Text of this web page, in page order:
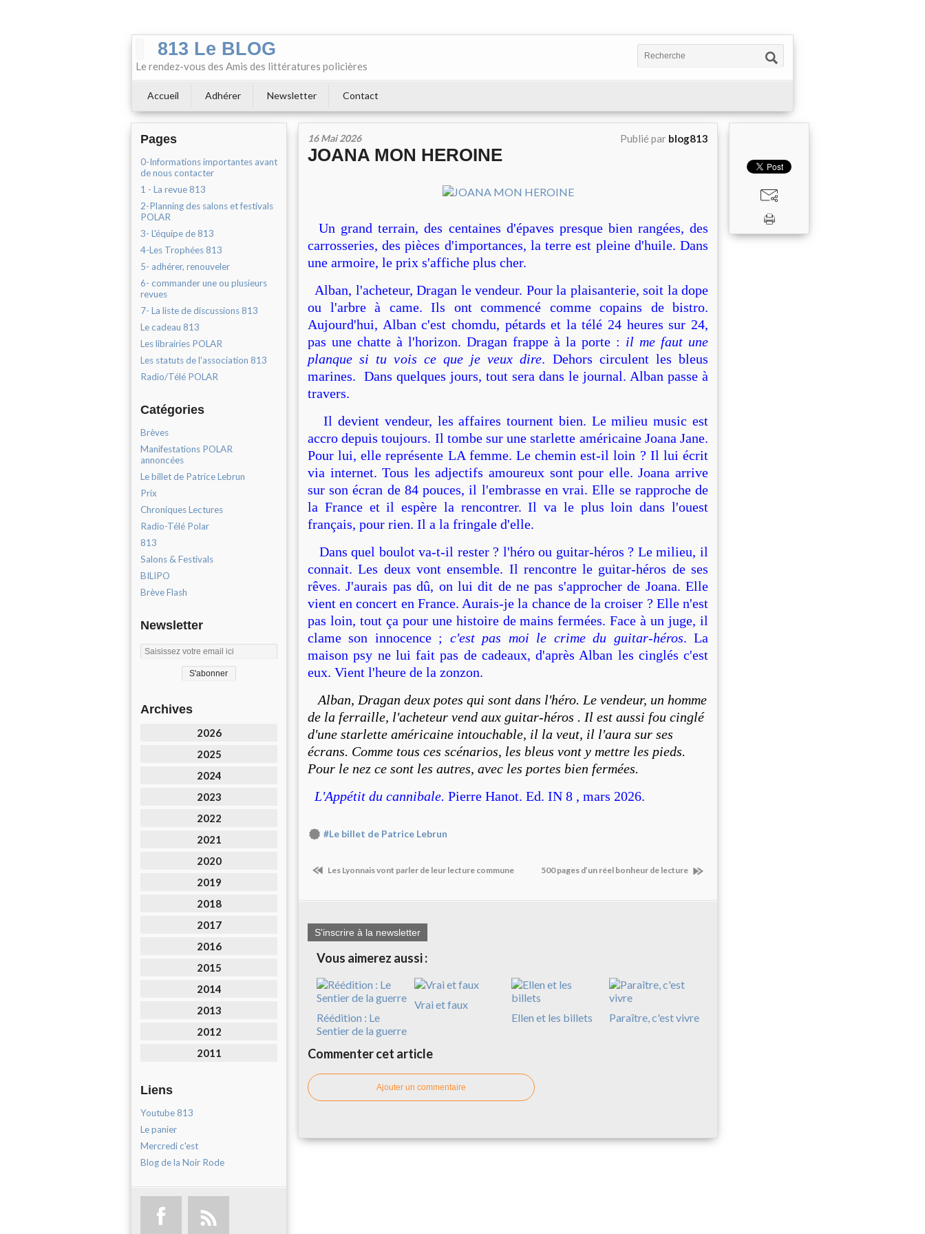
813 Le BLOG
Le rendez-vous des Amis des littératures policières
Accueil Adhérer Newsletter Contact
Pages
0-Informations importantes avant
de nous contacter
1 - La revue 813
2-Planning des salons et festivals
POLAR
3- L'équipe de 813
4-Les Trophées 813
5- adhérer, renouveler
6- commander une ou plusieurs
revues
7- La liste de discussions 813
Le cadeau 813
Les librairies POLAR
Les statuts de l'association 813
Radio/Télé POLAR
Catégories
Brèves
Manifestations POLAR
annoncées
Le billet de Patrice Lebrun
Prix
Chroniques Lectures
Radio-Télé Polar
813
Salons & Festivals
BILIPO
Brève Flash
Newsletter
Archives
2026
2025
2024
2023
2022
2021
2020
2019
2018
2017
2016
2015
2014
2013
2012
2011
Liens
Youtube 813
Le panier
Mercredi c'est
Blog de la Noir Rode
16 Mai 2026 Publié par blog813
JOANA MON HEROINE
Un grand terrain, des centaines d'épaves presque bien rangées, des
carrosseries, des pièces d'importances, la terre est pleine d'huile. Dans
une armoire, le prix s'affiche plus cher.
Alban, l'acheteur, Dragan le vendeur. Pour la plaisanterie, soit la dope
ou l'arbre à came. Ils ont commencé comme copains de bistro.
Aujourd'hui, Alban c'est chomdu, pétards et la télé 24 heures sur 24,
pas une chatte à l'horizon. Dragan frappe à la porte : il me faut une
planque si tu vois ce que je veux dire. Dehors circulent les bleus
marines. Dans quelques jours, tout sera dans le journal. Alban passe à
travers.
Il devient vendeur, les affaires tournent bien. Le milieu music est
accro depuis toujours. Il tombe sur une starlette américaine Joana Jane.
Pour lui, elle représente LA femme. Le chemin est-il loin ? Il lui écrit
via internet. Tous les adjectifs amoureux sont pour elle. Joana arrive
sur son écran de 84 pouces, il l'embrasse en vrai. Elle se rapproche de
la France et il espère la rencontrer. Il va le plus loin dans l'ouest
français, pour rien. Il a la fringale d'elle.
Dans quel boulot va-t-il rester ? l'héro ou guitar-héros ? Le milieu, il
connait. Les deux vont ensemble. Il rencontre le guitar-héros de ses
rêves. J'aurais pas dû, on lui dit de ne pas s'approcher de Joana. Elle
vient en concert en France. Aurais-je la chance de la croiser ? Elle n'est
pas loin, tout ça pour une histoire de mains fermées. Face à un juge, il
clame son innocence ; c'est pas moi le crime du guitar-héros. La
maison psy ne lui fait pas de cadeaux, d'après Alban les cinglés c'est
eux. Vient l'heure de la zonzon.
Alban, Dragan deux potes qui sont dans l'héro. Le vendeur, un homme
de la ferraille, l'acheteur vend aux guitar-héros . Il est aussi fou cinglé
d'une starlette américaine intouchable, il la veut, il l'aura sur ses
écrans. Comme tous ces scénarios, les bleus vont y mettre les pieds.
Pour le nez ce sont les autres, avec les portes bien fermées.
L'Appétit du cannibale. Pierre Hanot. Ed. IN 8 , mars 2026.
#Le billet de Patrice Lebrun
Les Lyonnais vont parler de leur lecture commune 500 pages d’un réel bonheur de lecture
S'inscrire à la newsletter
Vous aimerez aussi :
Réédition : Le
Sentier de la guerre
Vrai et faux
Ellen et les billets
Paraître, c'est vivre
Commenter cet article
Ajouter un commentaire